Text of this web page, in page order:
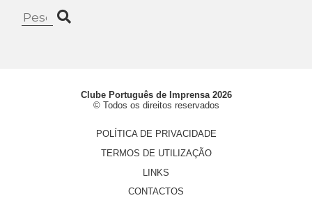
Clube Português de Imprensa 2026
© Todos os direitos reservados
POLÍTICA DE PRIVACIDADE
TERMOS DE UTILIZAÇÃO
LINKS
CONTACTOS